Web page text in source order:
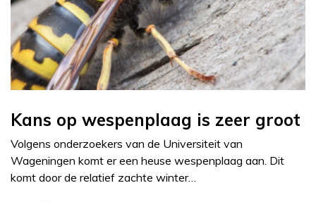
Kans op wespenplaag is zeer groot
Volgens onderzoekers van de Universiteit van
Wageningen komt er een heuse wespenplaag aan. Dit
komt door de relatief zachte winter…